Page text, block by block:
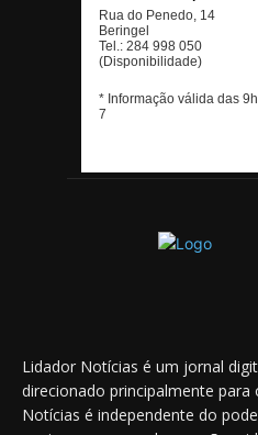
Lidador Notícias é um jornal
direcionado principalmente
Notícias é independente do